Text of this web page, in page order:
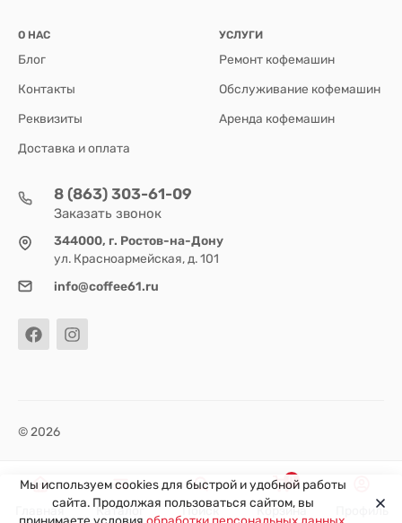
О НАС
Блог
Контакты
Реквизиты
Доставка и оплата
УСЛУГИ
Ремонт кофемашин
Обслуживание кофемашин
Аренда кофемашин
8 (863) 303-61-09
Заказать звонок
344000, г. Ростов-на-Дону
ул. Красноармейская, д. 101
info@coffee61.ru
© 2026
Мы используем cookies для быстрой и удобной работы
сайта. Продолжая пользоваться сайтом, вы
Главная Каталог Поиск
0
Корзина Профиль